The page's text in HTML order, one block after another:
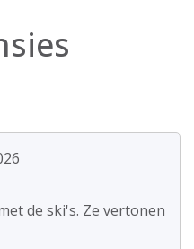
de ski's. Ze vertonen